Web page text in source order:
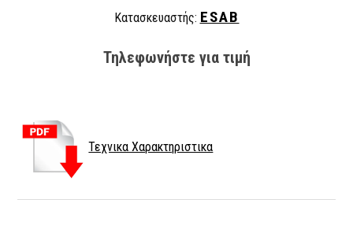
Κατασκευαστής: ESAB
Τηλεφωνήστε για τιμή
Τεχνικα Χαρακτηριστικα